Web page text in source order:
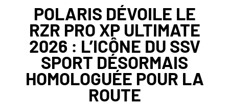
POLARIS DÉVOILE LE
RZR PRO XP ULTIMATE
2026 : L’ICÔNE DU SSV
SPORT DÉSORMAIS
HOMOLOGUÉE POUR LA
ROUTE